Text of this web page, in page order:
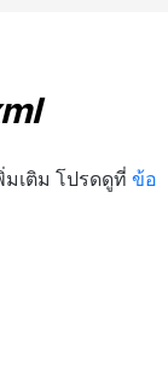
มเติม โปรดดูที่ ข้อ